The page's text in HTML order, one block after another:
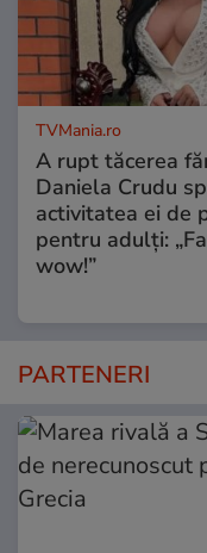
TVMania.ro
A rupt tăcerea
Daniela Crudu
activitatea ei de
pentru adulți:
wow!”
PARTENERI